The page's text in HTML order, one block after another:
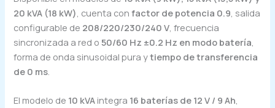
20 kVA (18 kW) , cuenta confactor de potencia 0.9 , salida
configurable de 208/220/230/240 V , frecuencia
sincronizada a red o50/60 Hz ±0.2 Hz en modo batería
forma de onda sinusoidal pura ytiempo de transferencia
de 0 ms
El modelo de 10 kVA integra 16 baterías de 12 V / 9 Ah,